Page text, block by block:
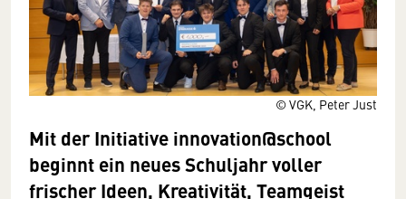
© VGK, Peter Just
Mit der Initiative innovation@school
beginnt ein neues Schuljahr voller
frischer Ideen, Kreativität, Teamgeist